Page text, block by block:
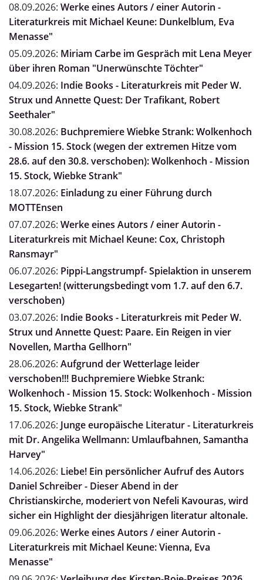
08.09.2026: Werke eines Autors / einer Autorin -
Literaturkreis mit Michael Keune: Dunkelblum, Eva
Menasse"
05.09.2026: Miriam Carbe im Gespräch mit Lena Meyer
über ihren Roman "Unerwünschte Töchter"
04.09.2026: Indie Books - Literaturkreis mit Peder W.
Strux und Annette Quest: Der Trafikant, Robert
Seethaler"
30.08.2026: Buchpremiere Wiebke Strank: Wolkenhoch
- Mission 15. Stock (wegen der extremen Hitze vom
28.6. auf den 30.8. verschoben): Wolkenhoch - Mission
15. Stock, Wiebke Strank"
18.07.2026: Einladung zu einer Führung durch
MOTTEnsen
07.07.2026: Werke eines Autors / einer Autorin -
Literaturkreis mit Michael Keune: Cox, Christoph
Ransmayr"
06.07.2026: Pippi-Langstrumpf- Spielaktion in unserem
Lesegarten! (witterungsbedingt vom 1.7. auf den 6.7.
verschoben)
03.07.2026: Indie Books - Literaturkreis mit Peder W.
Strux und Annette Quest: Paare. Ein Reigen in vier
Novellen, Martha Gellhorn"
28.06.2026: Aufgrund der Wetterlage leider
verschoben!!! Buchpremiere Wiebke Strank:
Wolkenhoch - Mission 15. Stock: Wolkenhoch - Mission
15. Stock, Wiebke Strank"
17.06.2026: Junge europäische Literatur - Literaturkreis
mit Dr. Angelika Wellmann: Umlaufbahnen, Samantha
Harvey"
14.06.2026: Liebe! Ein persönlicher Aufruf des Autors
Daniel Schreiber - Dieser Abend in der
Christianskirche, moderiert von Nefeli Kavouras, wird
sicher ein Highlight der diesjährigen literatur altonale.
09.06.2026: Werke eines Autors / einer Autorin -
Literaturkreis mit Michael Keune: Vienna, Eva
Menasse"